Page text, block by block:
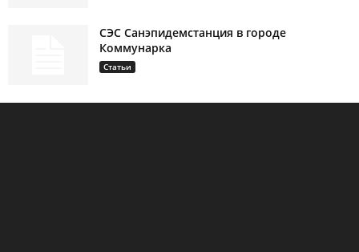
СЭС Санэпидемстанция в городе
Коммунарка
Статьи